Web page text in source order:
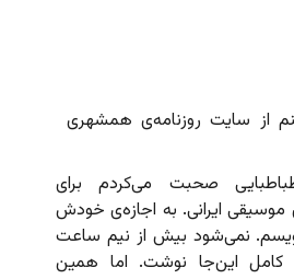
صحبت می‌کردم برای
ایرانی. به اجازه‌ی خودش
نمی‌شود بیش از نیم ساعت
کامل این‌جا نوشت. اما همین